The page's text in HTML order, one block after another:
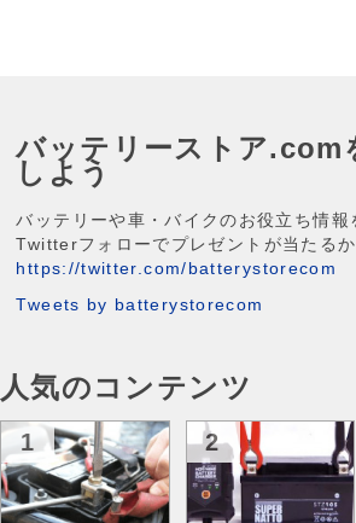
バッテリーストア.com
しよう
バッテリーや車・バイクのお役立ち情報
Twitterフォローでプレゼントが当たるか
https://twitter.com/batterystorecom
Tweets by batterystorecom
人気のコンテンツ
1 2